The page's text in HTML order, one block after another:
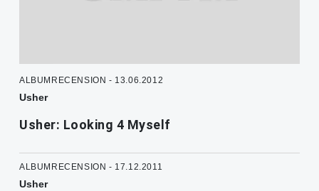
ALBUMRECENSION - 13.06.2012
Usher
Usher: Looking 4 Myself
ALBUMRECENSION - 17.12.2011
Usher